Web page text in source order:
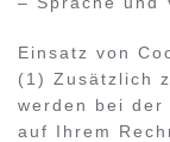
Einsatz von
(1) Zusätzlich
werden bei der
auf Ihrem